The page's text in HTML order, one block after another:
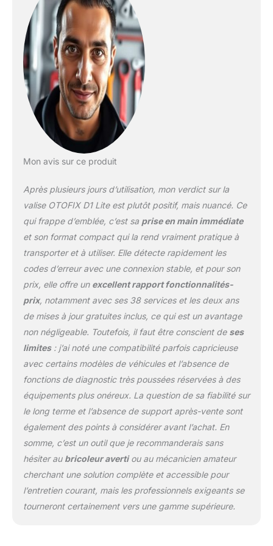
Grande batterie de 5800
mAh, diagnostic plus
stable et plus durable
38+ réinitialisation Test
d'action Diagnostic
complet du système 21+
langues prises en charge
100 000 + couverture du
véhicule pour répondre
tous vos besoins
dispose d'un contrôle
bidirectionnel (plus de
300 $), ce qui est la
caractéristique la plus
appréciée des
mécaniciens. Si vos
phares ou vitres de
voiture sont cassés, aller
réparation coûtera
beaucoup d'argent. Vous
pouvez utiliser D1 Lite
pour envoyer des
au module ECU et
identifier l'état de
réparation. Tels que
l'ABS, les fenêtres de
voiture, les portes, les
les phares, etc.,
raccourcissent
efficacement le temps de
diagnostic et réduisent
les coûts de diagnostic.
Diagnostic de tous les
Mon avis sur ce produit
Après plusieurs jours d’utilisation, mon verdict sur la
valise OTOFIX D1 Lite est plutôt positif, mais nuancé. Ce
qui frappe d’emblée, c’est sa prise en main immédiate
et son format compact qui la rend vraiment pratique à
transporter et à utiliser. Elle détecte rapidement les
codes d’erreur avec une connexion stable, et pour son
prix, elle offre un excellent rapport fonctionnalités-
prix, notamment avec ses 38 services et les deux ans
de mises à jour gratuites inclus, ce qui est un avantage
non négligeable. Toutefois, il faut être conscient de ses
limites: j’ai noté une compatibilité parfois capricieuse
avec certains modèles de véhicules et l’absence de
fonctions de diagnostic très poussées réservées à des
équipements plus onéreux. La question de sa fiabilité sur
le long terme et l’absence de support après-vente sont
également des points à considérer avant l’achat. En
somme, c’est un outil que je recommanderais sans
hésiter au bricoleur avertiou au mécanicien amateur
cherchant une solution complète et accessible pour
l’entretien courant, mais les professionnels exigeants se
tourneront certainement vers une gamme supérieure.